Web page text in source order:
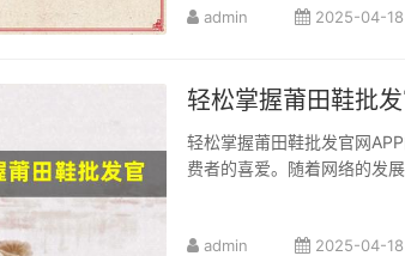
admin 2025-04-18
轻松掌握莆田鞋批
轻松掌握莆田鞋批发官网
费者的喜爱。随着网络的发展
admin 2025-04-18